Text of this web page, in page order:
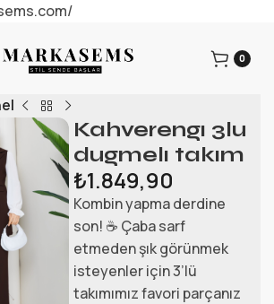
0
Kahverengı 3lu
dugmelı takım
₺1.849,90
Kombin yapma derdine
son! ☕️ Çaba sarf
etmeden şık görünmek
isteyenler için 3’lü
takımımız favori parçanız